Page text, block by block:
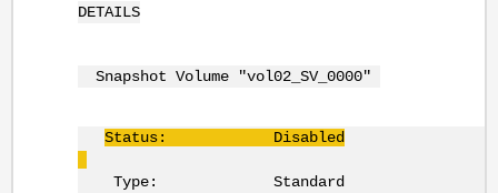
DETAILS
Snapshot Volume "vol02_SV_0000"
Status: Disabled
Type: Standard